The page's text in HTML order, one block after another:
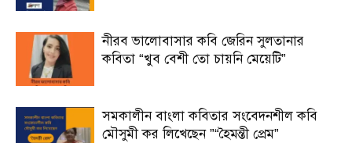
নীরব ভালোবাসার কবি জেরিন সুলতানার
কবিতা “খুব বেশী তো চায়নি মেয়েটি”
সমকালীন বাংলা কবিতার সংবেদনশীল কবি
মৌসুমী কর লিখেছেন ”“হৈমন্তী প্রেম”